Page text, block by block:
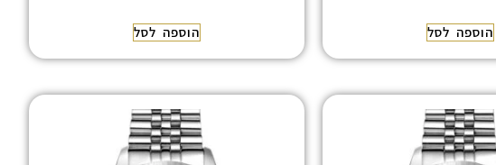
הוספה לסל הוספה לסל